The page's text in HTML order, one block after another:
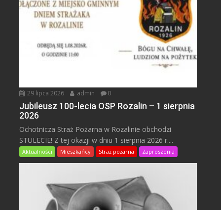
29 lipca 2026 admin 0
Jubileusz 100-lecia OSP Rozalin – 1 sierpnia
2026
Ochotnicza Straż Pożarna w Rozalinie obchodzi
STULECIE! Z tej okazji w dniu 1 sierpnia 2026 r....
Aktualności Mieszkańcy Straż pożarna Zaproszenia